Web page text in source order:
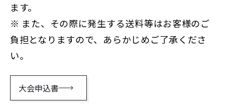
ます。
※ また、その際に発生する送料等はお客様のご
負担となりますので、あらかじめご了承くださ
い。
大会申込書